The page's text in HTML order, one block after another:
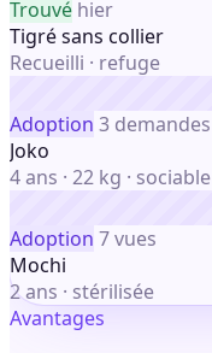
Trouvé hier
Tigré sans collier
Recueilli · refuge
Adoption 3 demandes
Joko
4 ans · 22 kg · sociable
Adoption 7 vues
Mochi
2 ans · stérilisée
Avantages